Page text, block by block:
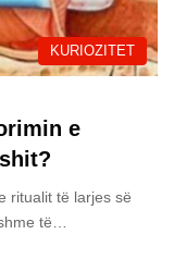
KURIOZITET
e
ritualit të larjes së
të…